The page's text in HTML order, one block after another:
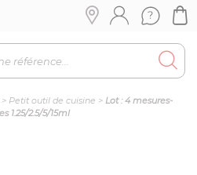
> Petit outil de cuisine > Lot : 4 mesures-
1.25/2.5/5/15ml